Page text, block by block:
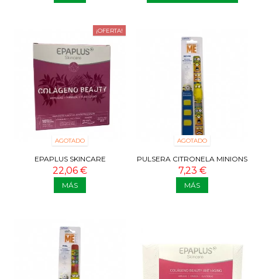
¡OFERTA!
AGOTADO
EPAPLUS SKINCARE
COLAGENO BEAUTY 10 VIALES
22,06 €
MÁS
AGOTADO
PULSERA CITRONELA MINIONS
KEVIN + RECAMBIOS
7,23 €
MÁS